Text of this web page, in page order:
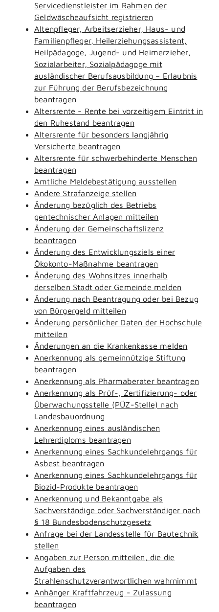
Servicedienstleister im Rahmen der
Geldwäscheaufsicht registrieren
Altenpfleger, Arbeitserzieher, Haus- und
Familienpfleger, Heilerziehungsassistent,
Heilpädagoge, Jugend- und Heimerzieher,
Sozialarbeiter, Sozialpädagoge mit
ausländischer Berufsausbildung – Erlaubnis
zur Führung der Berufsbezeichnung
beantragen
Altersrente - Rente bei vorzeitigem Eintritt in
den Ruhestand beantragen
Altersrente für besonders langjährig
Versicherte beantragen
Altersrente für schwerbehinderte Menschen
beantragen
Amtliche Meldebestätigung ausstellen
Andere Strafanzeige stellen
Änderung bezüglich des Betriebs
gentechnischer Anlagen mitteilen
Änderung der Gemeinschaftslizenz
beantragen
Änderung des Entwicklungsziels einer
Ökokonto-Maßnahme beantragen
Änderung des Wohnsitzes innerhalb
derselben Stadt oder Gemeinde melden
Änderung nach Beantragung oder bei Bezug
von Bürgergeld mitteilen
Änderung persönlicher Daten der Hochschule
mitteilen
Änderungen an die Krankenkasse melden
Anerkennung als gemeinnützige Stiftung
beantragen
Anerkennung als Pharmaberater beantragen
Anerkennung als Prüf-, Zertifizierung- oder
Überwachungsstelle (PÜZ-Stelle) nach
Landesbauordnung
Anerkennung eines ausländischen
Lehrerdiploms beantragen
Anerkennung eines Sachkundelehrgangs für
Asbest beantragen
Anerkennung eines Sachkundelehrgangs für
Biozid-Produkte beantragen
Anerkennung und Bekanntgabe als
Sachverständige oder Sachverständiger nach
§ 18 Bundesbodenschutzgesetz
Anfrage bei der Landesstelle für Bautechnik
stellen
Angaben zur Person mitteilen, die die
Aufgaben des
Strahlenschutzverantwortlichen wahrnimmt
Anhänger Kraftfahrzeug - Zulassung
beantragen